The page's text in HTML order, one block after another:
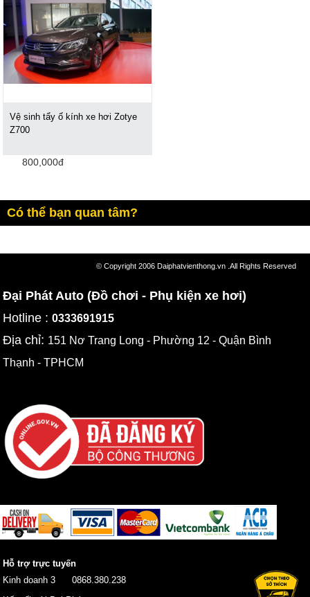
Vệ sinh tẩy ố kính xe hơi Zotye
Z700
800,000đ
Có thể bạn quan tâm?
© Copyright 2006 Daiphatvienthong.vn .All Rights Reserved
Đại Phát Auto (Đồ chơi - Phụ kiện xe hơi)
Hotline :0333691915
Địa chỉ: 151 Nơ Trang Long - Phường 12 - Quận Bình
Thạnh - TPHCM
Hỗ trợ trực tuyến
Kinh doanh 3
0868.380.238